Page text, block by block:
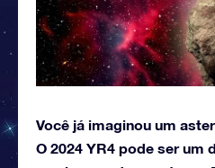
Você já imaginou um
O 2024 YR4 pode ser um